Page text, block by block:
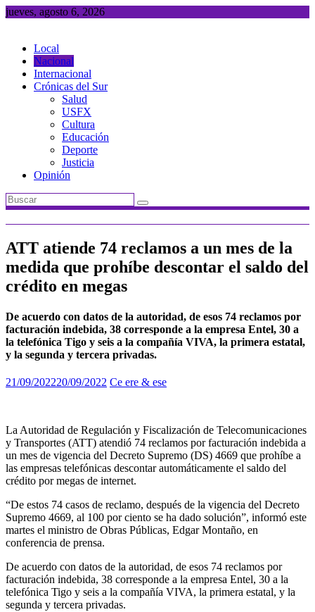
Saltar
jueves, agosto 6, 2026
Local
Nacional
Internacional
Crónicas del Sur
Salud
USFX
Cultura
Educación
Deporte
Justicia
Opinión
ATT atiende 74 reclamos a un mes de la
medida que prohíbe descontar el saldo del
crédito en megas
De acuerdo con datos de la autoridad, de esos 74 reclamos por
facturación indebida, 38 corresponde a la empresa Entel, 30 a
la telefónica Tigo y seis a la compañía VIVA, la primera estatal,
y la segunda y tercera privadas.
21/09/202220/09/2022 Ce ere & ese
La Autoridad de Regulación y Fiscalización de Telecomunicaciones
y Transportes (ATT) atendió 74 reclamos por facturación indebida a
un mes de vigencia del Decreto Supremo (DS) 4669 que prohíbe a
las empresas telefónicas descontar automáticamente el saldo del
crédito por megas de internet.
“De estos 74 casos de reclamo, después de la vigencia del Decreto
Supremo 4669, al 100 por ciento se ha dado solución”, informó este
martes el ministro de Obras Públicas, Edgar Montaño, en
conferencia de prensa.
De acuerdo con datos de la autoridad, de esos 74 reclamos por
facturación indebida, 38 corresponde a la empresa Entel, 30 a la
telefónica Tigo y seis a la compañía VIVA, la primera estatal, y la
segunda y tercera privadas.